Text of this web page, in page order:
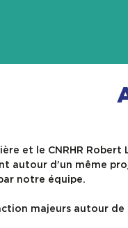
et le CNRHR
autour d’un même
notre équipe.
majeurs autour